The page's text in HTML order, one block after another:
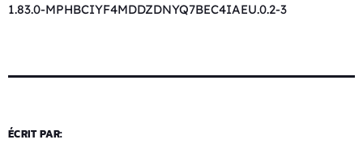
1.83.0-MPHBCIYF4MDDZDNYQ7BEC4IAEU.0.2-3
ÉCRIT PAR: